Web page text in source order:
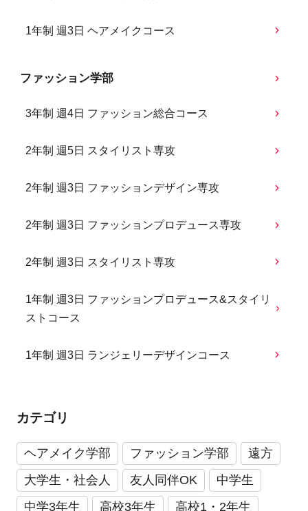
1年制 週3日 ヘアメイクコース
ファッション学部
3年制 週4日 ファッション総合コース
2年制 週5日 スタイリスト専攻
2年制 週3日 ファッションデザイン専攻
2年制 週3日 ファッションプロデュース専攻
2年制 週3日 スタイリスト専攻
1年制 週3日 ファッションプロデュース&スタイリ
ストコース
1年制 週3日 ランジェリーデザインコース
カテゴリ
ヘアメイク学部 ファッション学部
遠方
大学生・社会人
友人同伴OK
中学生
中学3年生
高校3年生 高校1・2年生